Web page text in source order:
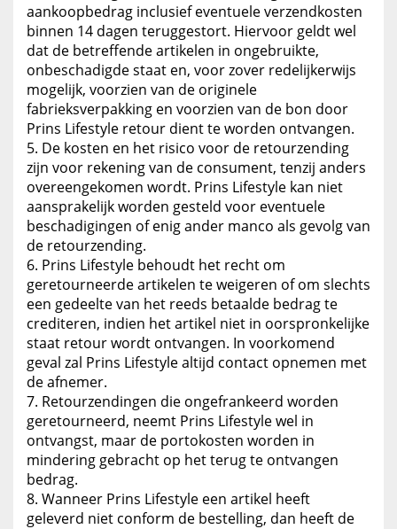
aankoopbedrag inclusief eventuele verzendkosten
binnen 14 dagen teruggestort. Hiervoor geldt wel
dat de betreffende artikelen in ongebruikte,
onbeschadigde staat en, voor zover redelijkerwijs
mogelijk, voorzien van de originele
fabrieksverpakking en voorzien van de bon door
Prins Lifestyle retour dient te worden ontvangen.
De kosten en het risico voor de retourzending
zijn voor rekening van de consument, tenzij anders
overeengekomen wordt. Prins Lifestyle kan niet
aansprakelijk worden gesteld voor eventuele
beschadigingen of enig ander manco als gevolg van
de retourzending.
Prins Lifestyle behoudt het recht om
geretourneerde artikelen te weigeren of om slechts
een gedeelte van het reeds betaalde bedrag te
crediteren, indien het artikel niet in oorspronkelijke
staat retour wordt ontvangen. In voorkomend
geval zal Prins Lifestyle altijd contact opnemen met
de afnemer.
Retourzendingen die ongefrankeerd worden
geretourneerd, neemt Prins Lifestyle wel in
ontvangst, maar de portokosten worden in
mindering gebracht op het terug te ontvangen
bedrag.
Wanneer Prins Lifestyle een artikel heeft
geleverd niet conform de bestelling, dan heeft de